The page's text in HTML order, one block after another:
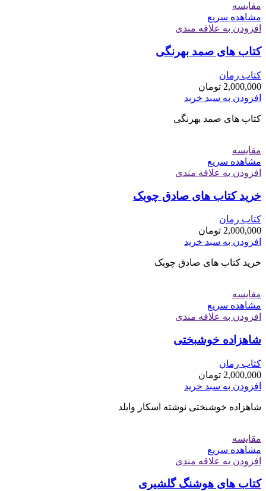
مقایسه
مشاهده سریع
افزودن به علاقه مندی
کتاب های صمد بهرنگی
کتاب رمان
2,000,000 تومان
افزودن به سبد خرید
کتاب های صمد بهرنگی
مقایسه
مشاهده سریع
افزودن به علاقه مندی
خرید کتاب های صادق چوبک
کتاب رمان
2,000,000 تومان
افزودن به سبد خرید
خرید کتاب های صادق چوبک
مقایسه
مشاهده سریع
افزودن به علاقه مندی
شاهزاده خوشبختی
کتاب رمان
2,000,000 تومان
افزودن به سبد خرید
شاهزاده خوشبختی نوشته اسکار وایلد
مقایسه
مشاهده سریع
افزودن به علاقه مندی
کتاب های هوشنگ گلشیری